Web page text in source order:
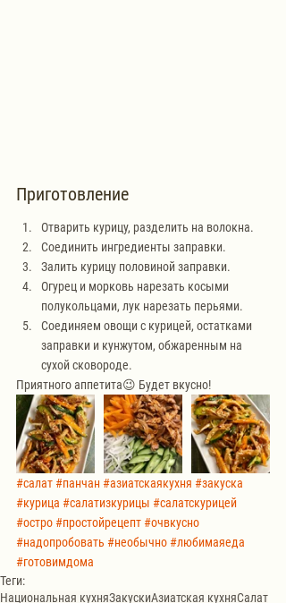
Приготовление
Отварить курицу, разделить на волокна.
Соединить ингредиенты заправки.
Залить курицу половиной заправки.
Огурец и морковь нарезать косыми
полукольцами, лук нарезать перьями.
Соединяем овощи с курицей, остатками
заправки и кунжутом, обжаренным на
сухой сковороде.
Приятного аппетита😉 Будет вкусно!
#салат#панчан#азиатскаякухня #закуска
#курица #салатизкурицы #салатскурицей
#остро#простойрецепт#очвкусно
#надопробовать #необычно#любимаяеда
#готовимдома
Теги:
Национальная кухняЗакускиАзиатская кухняСалат